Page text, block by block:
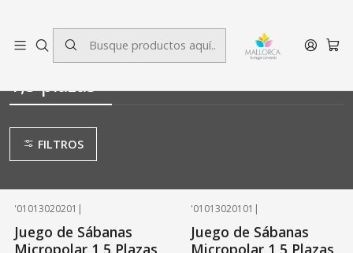
Inicio Dormitorio Sábanas Polar 1,5 plazas
1,5 plazas
FILTROS
'01013020201 |
Juego de Sábanas
Micropolar 1,5 Plazas
'01013020101 |
Juego de Sábanas
Micropolar 1,5 Plazas